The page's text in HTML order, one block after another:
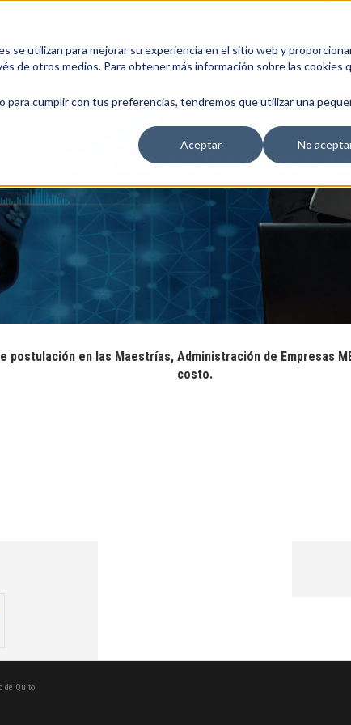
se utilizan para mejorar su experiencia en el sitio web y
de otros medios. Para obtener más información sobre las cookies
cumplir con tus preferencias, tendremos que utilizar una
Aceptar
No
Maestría en Gerencia
en las Maestrías, Administración de Empresas
costo.
de Quito